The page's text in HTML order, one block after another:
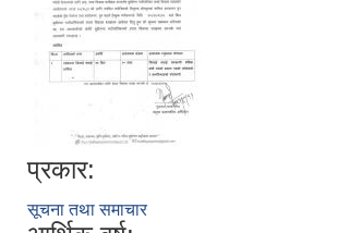
प्रकार:
सूचना तथा समाचार